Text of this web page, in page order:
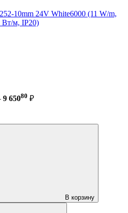
10mm 24V White6000 (11 W/m,
Вт/м, IP20)
9 65080 ₽
В корзину